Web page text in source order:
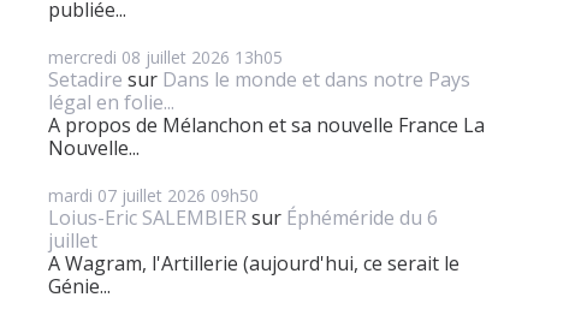
publiée...
mercredi 08 juillet 2026 13h05
Setadire sur Dans le monde et dans notre Pays
légal en folie...
A propos de Mélanchon et sa nouvelle France La
Nouvelle...
mardi 07 juillet 2026 09h50
Loius-Eric SALEMBIERsur Éphéméride du 6
juillet
A Wagram, l'Artillerie (aujourd'hui, ce serait le
Génie...